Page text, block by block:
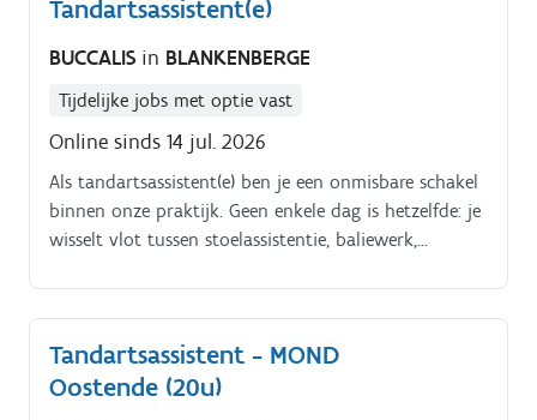
Varsenare, waar je van bij de opstart een belangrijke
Tandartsassistent(e)
BUCCALIS in BLANKENBERGE
Tijdelijke jobs met optie vast
Online sinds 14 jul. 2026
Als tandartsassistent(e) ben je een onmisbare schakel
binnen onze praktijk. Geen enkele dag is hetzelfde: je
wisselt vlot tussen stoelassistentie, baliewerk,
Tandartsassistent - MOND
Oostende (20u)